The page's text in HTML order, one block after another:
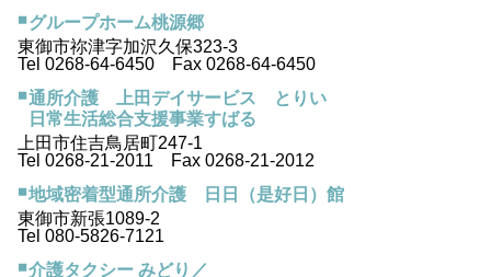
グループホーム桃源郷
東御市祢津字加沢久保323-3
Tel 0268-64-6450 Fax 0268-64-6450
通所介護 上田デイサービス とりい
日常生活総合支援事業すばる
上田市住吉鳥居町247-1
Tel 0268-21-2011 Fax 0268-21-2012
地域密着型通所介護 日日（是好日）館
東御市新張1089-2
Tel 080-5826-7121
介護タクシー みどり／